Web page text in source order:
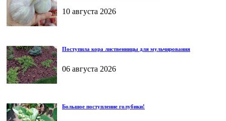
10 августа 2026
Поступила кора лиственницы для мульчирования
06 августа 2026
Большое поступление голубики!